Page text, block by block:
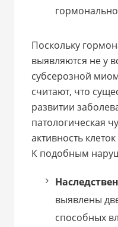
Поскольку
выявляются не у
субсерозной
считают, что
развитии
патологическая
активность
К подобным
выявлены
способных